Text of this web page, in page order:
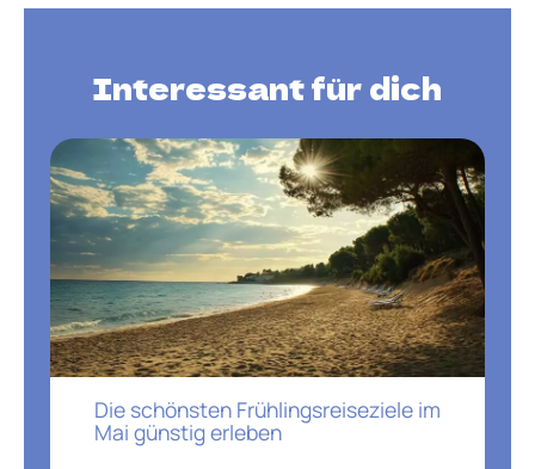
Interessant für dich
Die schönsten Frühlingsreiseziele im
Mai günstig erleben